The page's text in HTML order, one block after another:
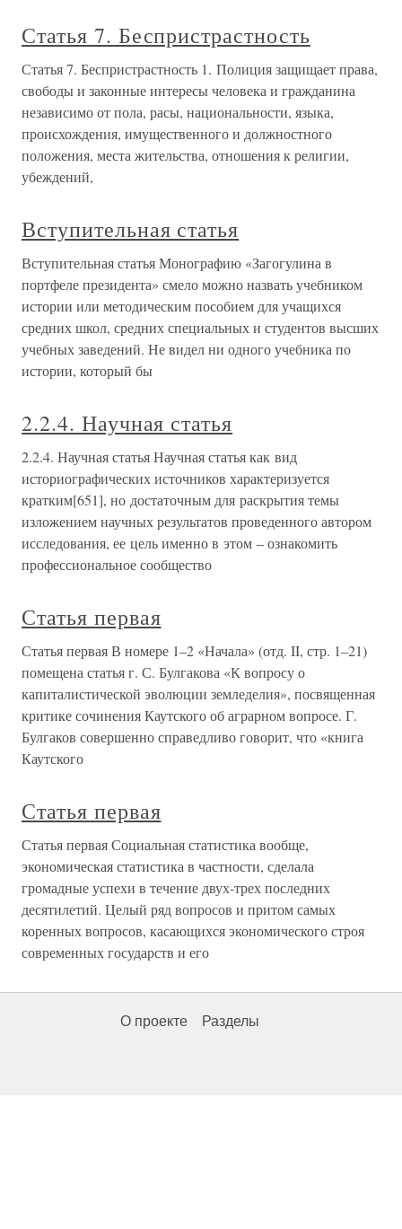
Статья 7. Беспристрастность
Статья 7. Беспристрастность 1. Полиция защищает права,
свободы и законные интересы человека и гражданина
независимо от пола, расы, национальности, языка,
происхождения, имущественного и должностного
положения, места жительства, отношения к религии,
убеждений,
Вступительная статья
Вступительная статья Монографию «Загогулина в
портфеле президента» смело можно назвать учебником
истории или методическим пособием для учащихся
средних школ, средних специальных и студентов высших
учебных заведений. Не видел ни одного учебника по
истории, который бы
2.2.4. Научная статья
2.2.4. Научная статья Научная статья как вид
историографических источников характеризуется
кратким[651], но достаточным для раскрытия темы
изложением научных результатов проведенного автором
исследования, ее цель именно в этом – ознакомить
профессиональное сообщество
Статья первая
Статья первая В номере 1–2 «Начала» (отд. II, стр. 1–21)
помещена статья г. С. Булгакова «К вопросу о
капиталистической эволюции земледелия», посвященная
критике сочинения Каутского об аграрном вопросе. Г.
Булгаков совершенно справедливо говорит, что «книга
Каутского
Статья первая
Статья первая Социальная статистика вообще,
экономическая статистика в частности, сделала
громадные успехи в течение двух-трех последних
десятилетий. Целый ряд вопросов и притом самых
коренных вопросов, касающихся экономического строя
современных государств и его
О проекте Разделы